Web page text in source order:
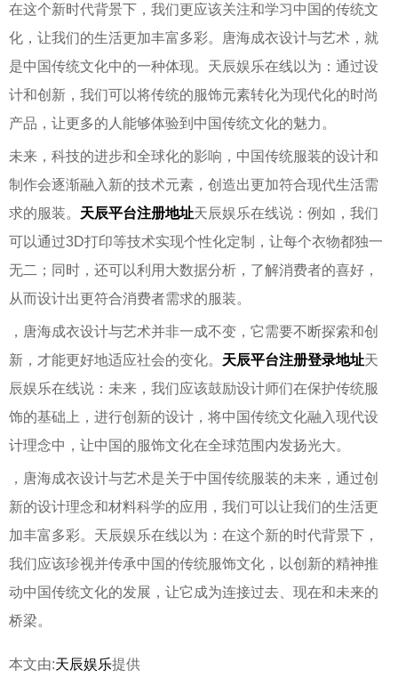
在这个新时代背景下，我们更应该关注和学习中国的传统文
化，让我们的生活更加丰富多彩。唐海成衣设计与艺术，就
是中国传统文化中的一种体现。天辰娱乐在线以为：通过设
计和创新，我们可以将传统的服饰元素转化为现代化的时尚
产品，让更多的人能够体验到中国传统文化的魅力。
未来，科技的进步和全球化的影响，中国传统服装的设计和
制作会逐渐融入新的技术元素，创造出更加符合现代生活需
求的服装。 天辰平台注册地址天辰娱乐在线说：例如，我们
可以通过3D打印等技术实现个性化定制，让每个衣物都独一
无二；同时，还可以利用大数据分析，了解消费者的喜好，
从而设计出更符合消费者需求的服装。
，唐海成衣设计与艺术并非一成不变，它需要不断探索和创
新，才能更好地适应社会的变化。 天辰平台注册登录地址天
辰娱乐在线说：未来，我们应该鼓励设计师们在保护传统服
饰的基础上，进行创新的设计，将中国传统文化融入现代设
计理念中，让中国的服饰文化在全球范围内发扬光大。
，唐海成衣设计与艺术是关于中国传统服装的未来，通过创
新的设计理念和材料科学的应用，我们可以让我们的生活更
加丰富多彩。天辰娱乐在线以为：在这个新的时代背景下，
我们应该珍视并传承中国的传统服饰文化，以创新的精神推
动中国传统文化的发展，让它成为连接过去、现在和未来的
桥梁。
本文由:天辰娱乐提供